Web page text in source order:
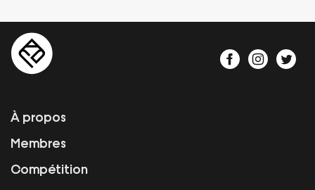
À propos
Membres
Compétition